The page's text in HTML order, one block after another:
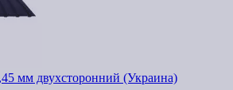
мм двухсторонний (Украина)